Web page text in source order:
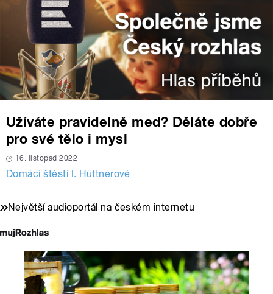
Užíváte pravidelně med? Děláte dobře
pro své tělo i mysl
16. listopad 2022
Domácí štěstí I. Hüttnerové
Největší audioportál na českém internetu